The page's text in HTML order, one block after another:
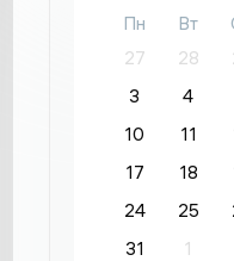
Пн Вт
27
28
3
4
10
11
17
18
24
25
31
1